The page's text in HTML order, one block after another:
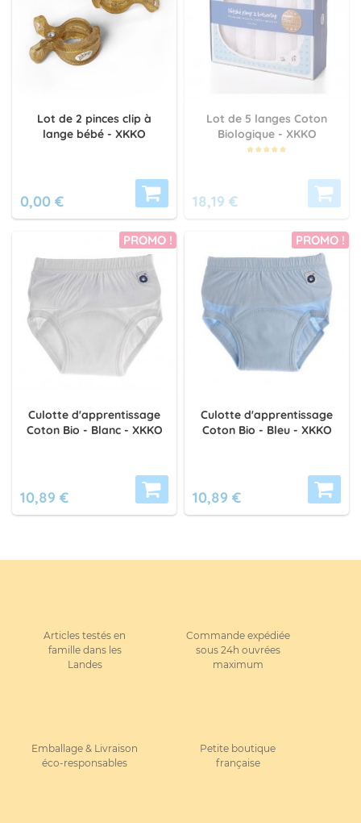
Lot de 2 pinces clip à
lange bébé - XKKO
0,00 €
Lot de 5 langes Coton
Biologique - XKKO
18,19 €
PROMO !
Culotte d'apprentissage
Coton Bio - Blanc - XKKO
10,89 €
PROMO !
Culotte d'apprentissage
Coton Bio - Bleu - XKKO
10,89 €
Articles testés en
famille dans les
Landes
Commande expédiée
sous 24h ouvrées
maximum
Emballage & Livraison
éco-responsables
Petite boutique
française